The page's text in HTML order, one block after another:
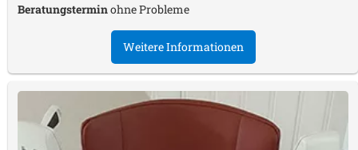
Beratungsterminohne Probleme
Weitere Informationen